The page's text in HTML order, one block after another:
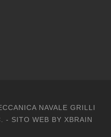
NAVALE GRILLI
- SITO WEB BY XBRAIN